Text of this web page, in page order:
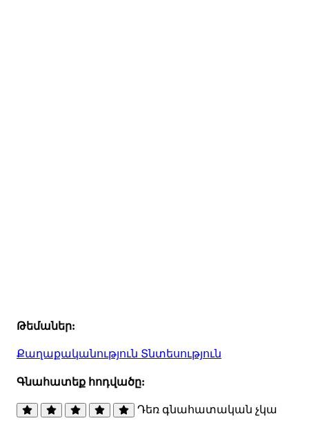
Թեմաներ:
Քաղաքականություն Տնտեսություն
Գնահատեք հոդվածը:
Դեռ գնահատական չկա